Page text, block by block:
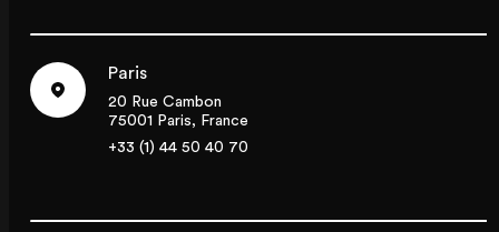
Paris
20 Rue Cambon
75001 Paris, France
+33 (1) 44 50 40 70